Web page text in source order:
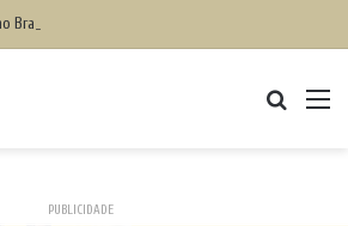
Brasil é falha para 82% do setor
PUBLICIDADE